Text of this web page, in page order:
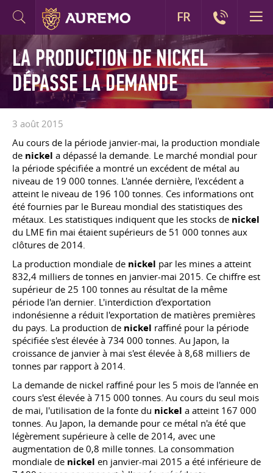
LA PRODUCTION DE NICKEL
DÉPASSE LA DEMANDE
3 août 2015
Au cours de la période janvier-mai, la production mondiale
de nickel a dépassé la demande. Le marché mondial pour
la période spécifiée a montré un excédent de métal au
niveau de 19 000 tonnes. L'année dernière, l'excédent a
atteint le niveau de 196 100 tonnes. Ces informations ont
été fournies par le Bureau mondial des statistiques des
métaux. Les statistiques indiquent que les stocks de nickel
du LME fin mai étaient supérieurs de 51 000 tonnes aux
clôtures de 2014.
La production mondiale de nickel par les mines a atteint
832,4 milliers de tonnes en janvier-mai 2015. Ce chiffre est
supérieur de 25 100 tonnes au résultat de la même
période l'an dernier. L'interdiction d'exportation
indonésienne a réduit l'exportation de matières premières
du pays. La production de nickel raffiné pour la période
spécifiée s'est élevée à 734 000 tonnes. Au Japon, la
croissance de janvier à mai s'est élevée à 8,68 milliers de
tonnes par rapport à 2014.
La demande de nickel raffiné pour les 5 mois de l'année en
cours s'est élevée à 715 000 tonnes. Au cours du seul mois
de mai, l'utilisation de la fonte du nickel a atteint 167 000
tonnes. Au Japon, la demande pour ce métal n'a été que
légèrement supérieure à celle de 2014, avec une
augmentation de 0,8 mille tonnes. La consommation
mondiale de nickel en janvier-mai 2015 a été inférieure de
FR